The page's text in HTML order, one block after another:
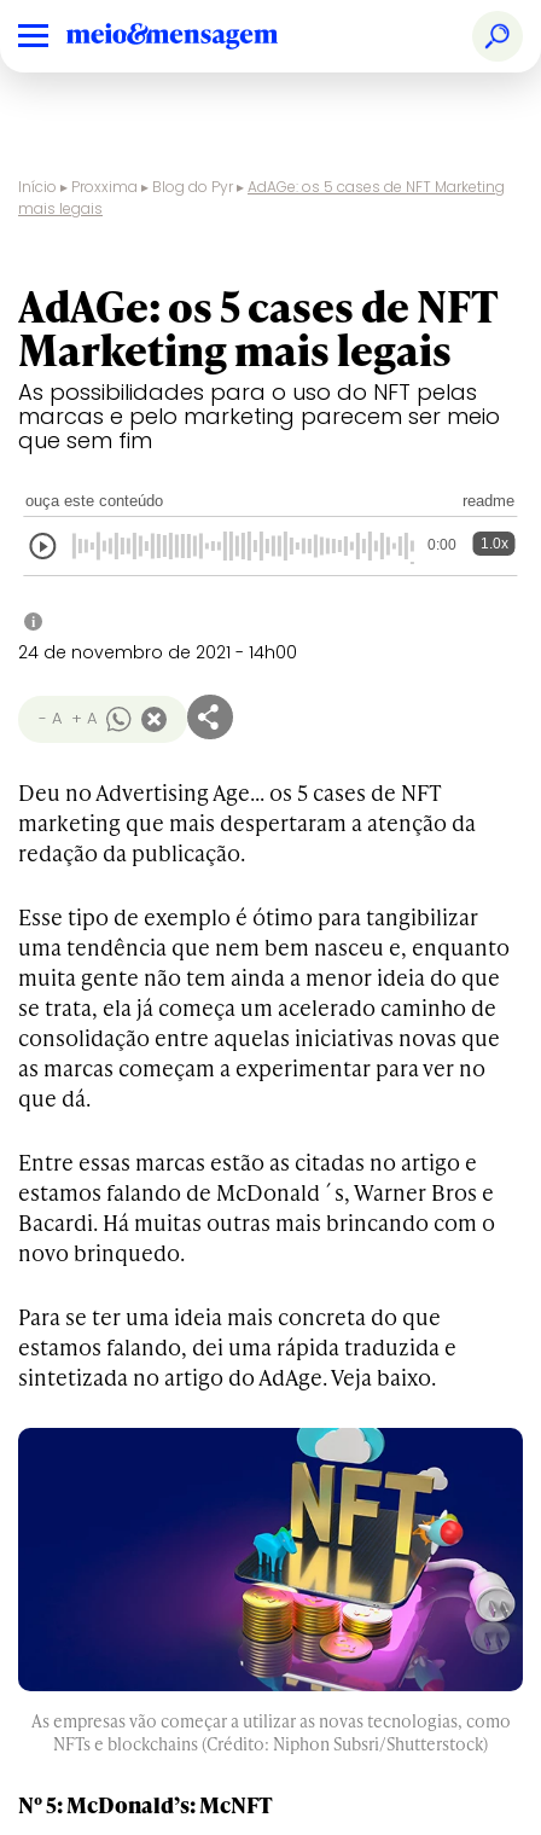
Início ▸ Proxxima ▸ Blog do Pyr▸AdAGe: os 5 cases de NFT Marketing
mais legais
AdAGe: os 5 cases de NFT
Marketing mais legais
As possibilidades para o uso do NFT pelas
marcas e pelo marketing parecem ser meio
que sem fim
ouça este conteúdo readme
0:00 1.0x
i
24 de novembro de 2021 - 14h00
- A + A
Deu no Advertising Age… os 5 cases de NFT
marketing que mais despertaram a atenção da
redação da publicação.
Esse tipo de exemplo é ótimo para tangibilizar
uma tendência que nem bem nasceu e, enquanto
muita gente não tem ainda a menor ideia do que
se trata, ela já começa um acelerado caminho de
consolidação entre aquelas iniciativas novas que
as marcas começam a experimentar para ver no
que dá.
Entre essas marcas estão as citadas no artigo e
estamos falando de McDonald´s, Warner Bros e
Bacardi. Há muitas outras mais brincando com o
novo brinquedo.
Para se ter uma ideia mais concreta do que
estamos falando, dei uma rápida traduzida e
sintetizada no artigo do AdAge. Veja baixo.
As empresas vão começar a utilizar as novas tecnologias, como
NFTs e blockchains (Crédito: Niphon Subsri/Shutterstock)
Nº 5: McDonald’s: McNFT